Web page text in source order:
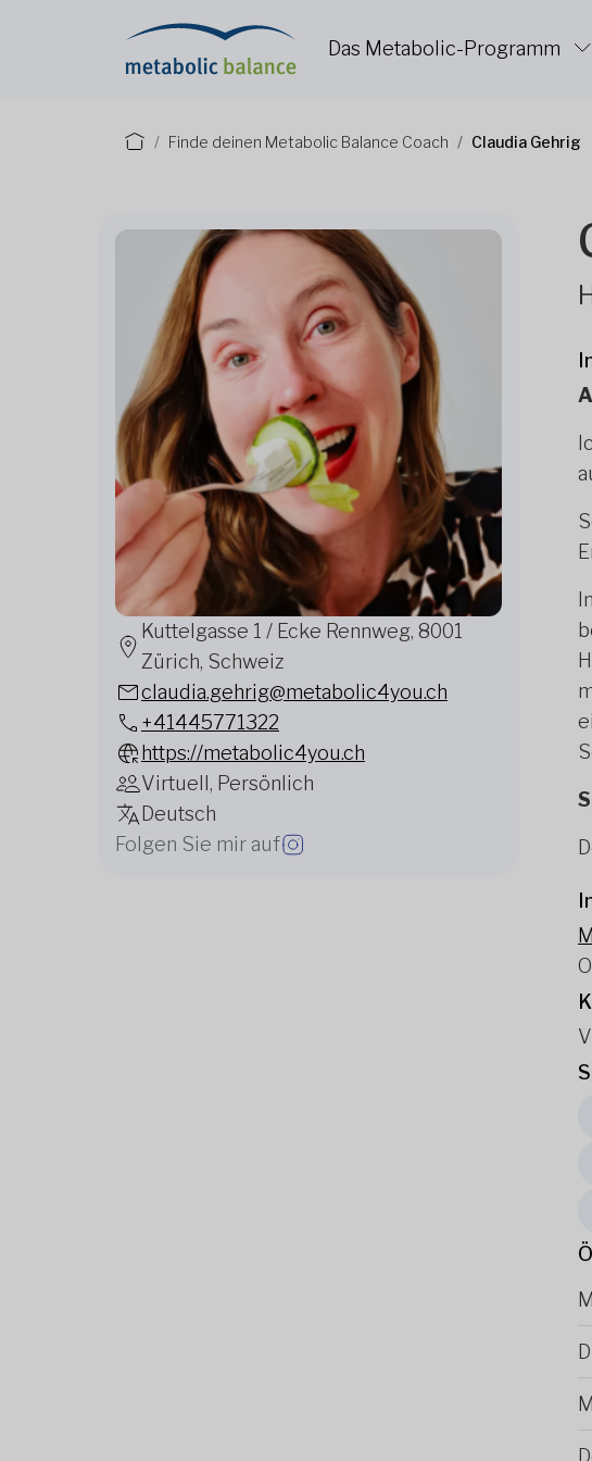
Das Metabolic-Programm
Finde deinen Metabolic Balance Coach Claudia Gehrig
Kuttelgasse 1 / Ecke Rennweg, 8001
Zürich, Schweiz
claudia.gehrig@metabolic4you.ch
+41445771322
https://metabolic4you.ch
Virtuell, Persönlich
Deutsch
Folgen Sie mir auf